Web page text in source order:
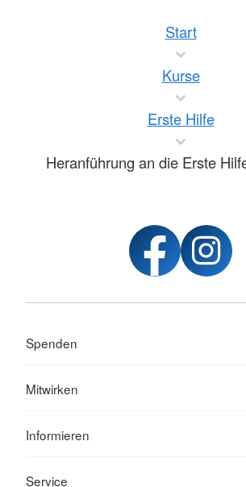
Start
Kurse
Erste Hilfe
Heranführung an die Erste
Spenden
Mitwirken
Informieren
Service